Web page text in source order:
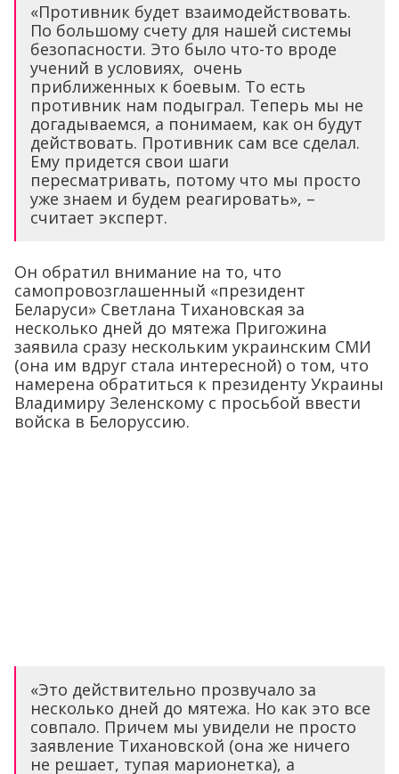
«Противник будет взаимодействовать.
По большому счету для нашей системы
безопасности. Это было что-то вроде
учений в условиях, очень
приближенных к боевым. То есть
противник нам подыграл. Теперь мы не
догадываемся, а понимаем, как он будут
действовать. Противник сам все сделал.
Ему придется свои шаги
пересматривать, потому что мы просто
уже знаем и будем реагировать», –
считает эксперт.
Он обратил внимание на то, что
самопровозглашенный «президент
Беларуси» Светлана Тихановская за
несколько дней до мятежа Пригожина
заявила сразу нескольким украинским СМИ
(она им вдруг стала интересной) о том, что
намерена обратиться к президенту Украины
Владимиру Зеленскому с просьбой ввести
войска в Белоруссию.
«Это действительно прозвучало за
несколько дней до мятежа. Но как это все
совпало. Причем мы увидели не просто
заявление Тихановской (она же ничего
не решает, тупая марионетка), а